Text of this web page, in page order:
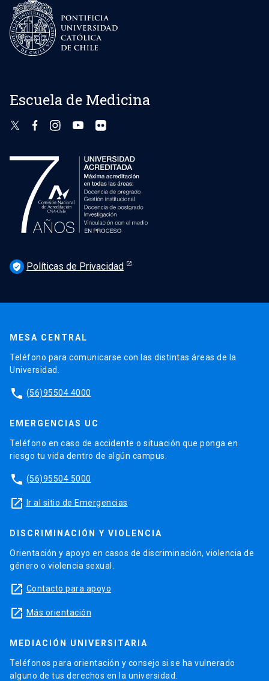
Escuela de Medicina
verified_user Políticas de Privacidad
MESA CENTRAL
Teléfono para comunicarse con las distintas áreas de la
Universidad.
phone (56)95504 4000
EMERGENCIAS UC
Teléfono en caso de accidente o situación que ponga en
riesgo tu vida dentro de algún campus.
phone (56)95504 5000
launch Ir al sitio de Emergencias
DISCRIMINACIÓN Y VIOLENCIA
Orientación y apoyo en casos de discriminación, violencia de
género o violencia sexual.
launch Contacto para apoyo
launch Más orientación
MEDIACIÓN UNIVERSITARIA
Teléfonos para orientación y consejo si se ha vulnerado
alguno de tus derechos en la universidad.